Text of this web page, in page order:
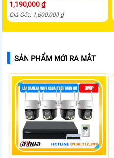
1,190,000 ₫
Giá Gốc: 1,600,000 ₫
SẢN PHẨM MỚI RA MẮT